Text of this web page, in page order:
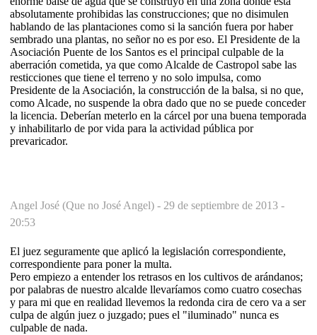
absolutamente prohibidas las construcciones; que no disimulen
hablando de las plantaciones como si la sanción fuera por haber
sembrado una plantas, no señor no es por eso. El Presidente de la
Asociación Puente de los Santos es el principal culpable de la
aberración cometida, ya que como Alcalde de Castropol sabe las
resticciones que tiene el terreno y no solo impulsa, como
Presidente de la Asociación, la construcción de la balsa, si no que,
como Alcade, no suspende la obra dado que no se puede conceder
la licencia. Deberían meterlo en la cárcel por una buena temporada
y inhabilitarlo de por vida para la actividad pública por
prevaricador.
Angel José (Que no José Angel) - 29 de septiembre de 2013 -
20:53
El juez seguramente que aplicó la legislación correspondiente,
correspondiente para poner la multa.
Pero empiezo a entender los retrasos en los cultivos de arándanos;
por palabras de nuestro alcalde llevaríamos como cuatro cosechas
y para mi que en realidad llevemos la redonda cira de cero va a ser
culpa de algún juez o juzgado; pues el "iluminado" nunca es
culpable de nada.